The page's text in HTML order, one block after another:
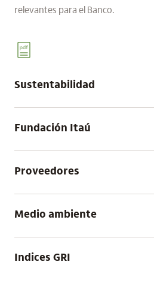
relevantes para el Banco.
Sustentabilidad
Fundación Itaú
Proveedores
Medio ambiente
Indices GRI